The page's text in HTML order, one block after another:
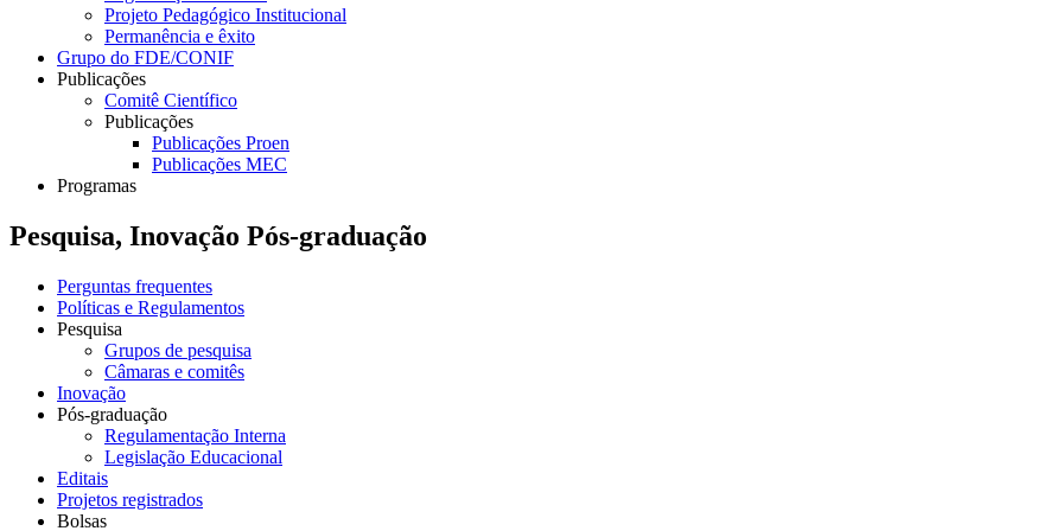
Projeto Pedagógico Institucional
Permanência e êxito
Grupo do FDE/CONIF
Publicações
Comitê Científico
Publicações
Publicações Proen
Publicações MEC
Programas
Pesquisa, Inovação Pós-graduação
Perguntas frequentes
Políticas e Regulamentos
Pesquisa
Grupos de pesquisa
Câmaras e comitês
Inovação
Pós-graduação
Regulamentação Interna
Legislação Educacional
Editais
Projetos registrados
Bolsas